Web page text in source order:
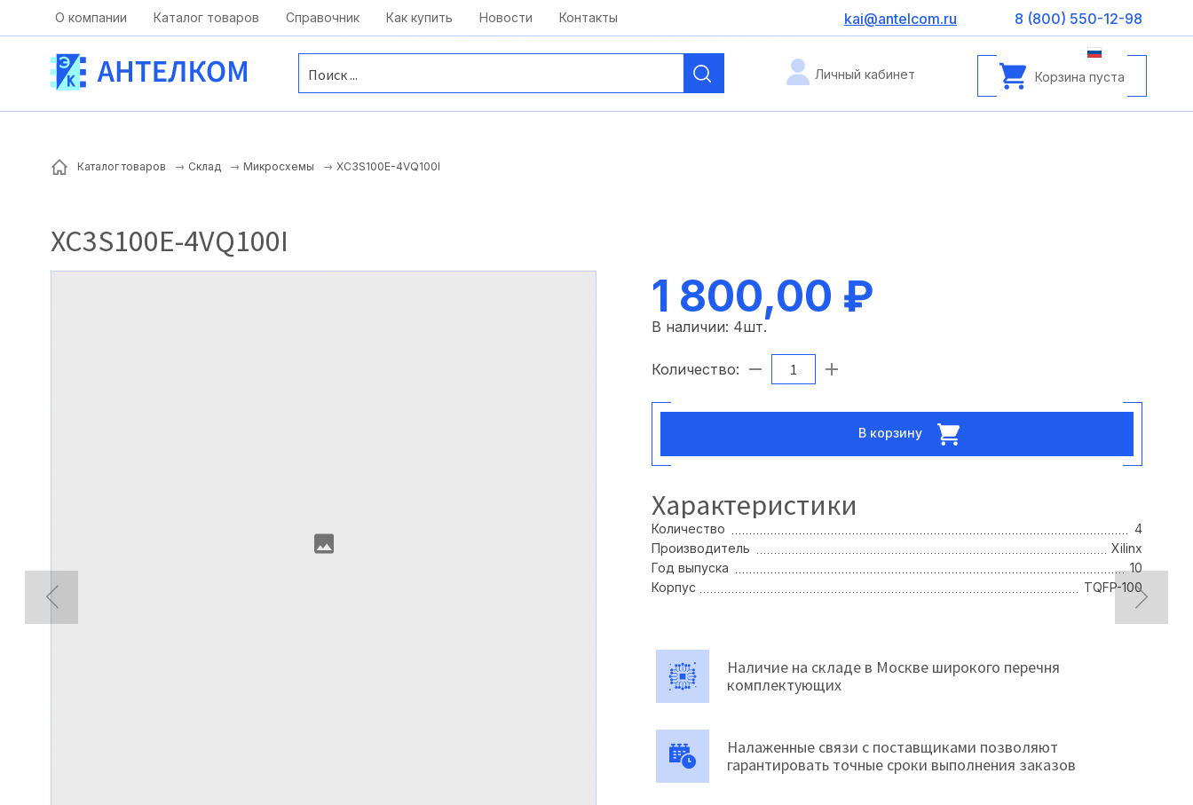
kai@antelcom.ru
Москва, ул. Московская, д.1 офис 1 c 08:00 до 20:00
О компании Каталог товаров Справочник Как купить Новости Контакты 8 (800) 550-12-98
kai@antelcom.ru
Корзина пуста
Личный кабинет
Каталог товаров Склад Микросхемы XC3S100E-4VQ100I
XC3S100E-4VQ100I
1 800,00 ₽
В наличии: 4шт.
Количество:
В корзину
Характеристики
Количество
4
Производитель
Xilinx
Год выпуска
10
Корпус
TQFP-100
Наличие на складе в Москве широкого перечня
комплектующих
Налаженные связи с поставщиками позволяют
гарантировать точные сроки выполнения заказов